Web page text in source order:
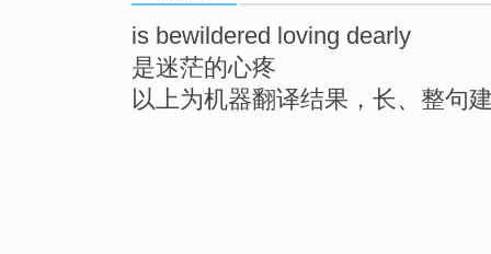
is bewildered loving dearly
是迷茫的心疼
以上为机器翻译结果，长、整句